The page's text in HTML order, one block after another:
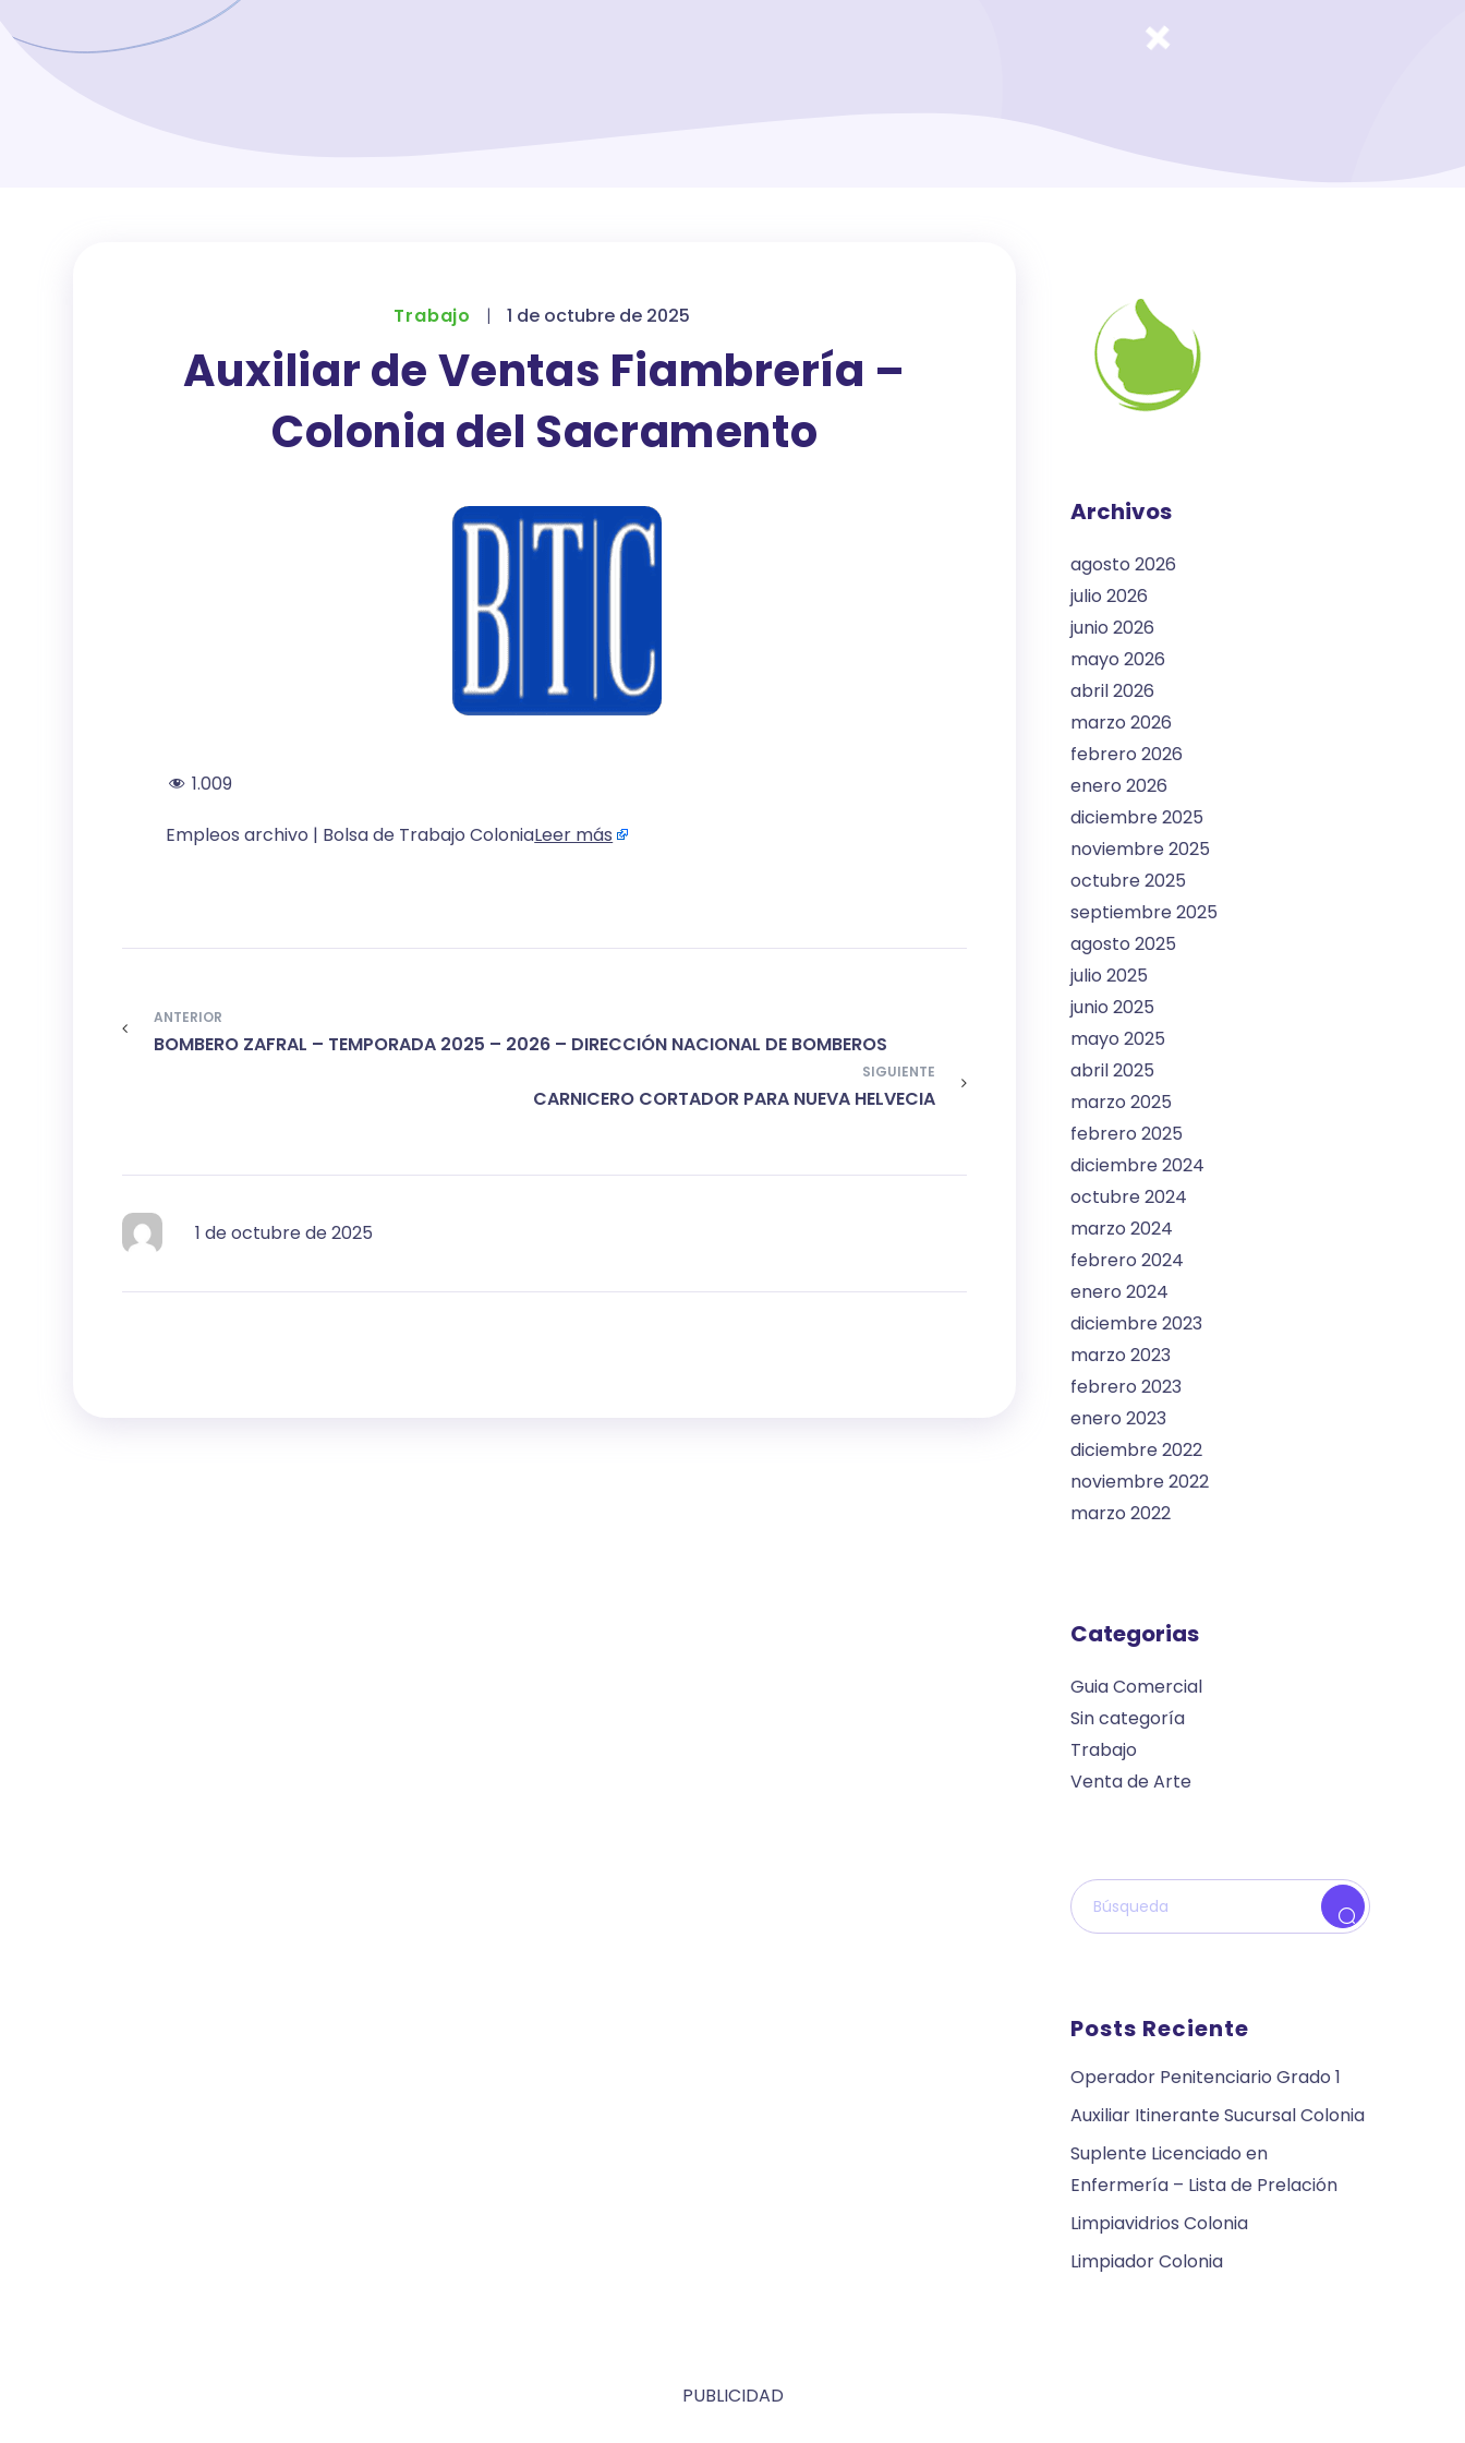
Trabajo | 1 de octubre de 2025
Auxiliar de Ventas Fiambrería –
Colonia del Sacramento
1.009
Empleos archivo | Bolsa de Trabajo ColoniaLeer más
ANTERIOR
BOMBERO ZAFRAL – TEMPORADA 2025 – 2026 – DIRECCIÓN NACIONAL DE BOMBEROS
SIGUIENTE
CARNICERO CORTADOR PARA NUEVA HELVECIA
1 de octubre de 2025
Archivos
agosto 2026
julio 2026
junio 2026
mayo 2026
abril 2026
marzo 2026
febrero 2026
enero 2026
diciembre 2025
noviembre 2025
octubre 2025
septiembre 2025
agosto 2025
julio 2025
junio 2025
mayo 2025
abril 2025
marzo 2025
febrero 2025
diciembre 2024
octubre 2024
marzo 2024
febrero 2024
enero 2024
diciembre 2023
marzo 2023
febrero 2023
enero 2023
diciembre 2022
noviembre 2022
marzo 2022
Categorias
Guia Comercial
Sin categoría
Trabajo
Venta de Arte
Posts Reciente
Operador Penitenciario Grado 1
Auxiliar Itinerante Sucursal Colonia
Suplente Licenciado en
Enfermería – Lista de Prelación
Limpiavidrios Colonia
Limpiador Colonia
PUBLICIDAD